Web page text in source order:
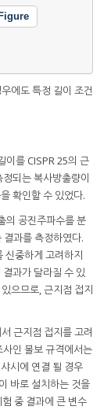
에도 특정 길이 조건
이를 CISPR 25의 근
되는 복사방출량이
확인할 수 있었다.
의 공진주파수를 분
과를 측정하였다.
신중하게 고려하지
과가 달라질 수 있
으므로, 근지점 접지
근지점 접지를 고려
인 볼보 규격에서는
시에 연결 될 경우
바로 설치하는 것을
중 결과에 큰 변수